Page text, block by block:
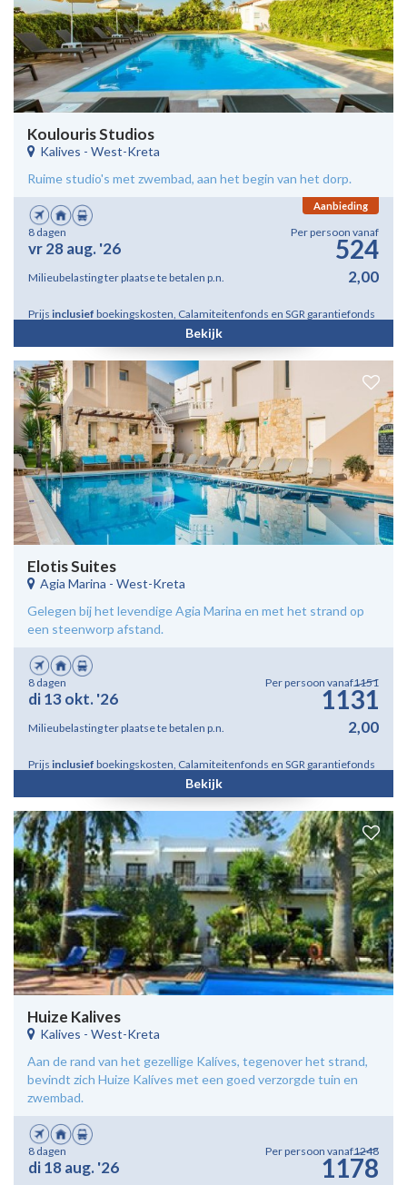
Koulouris Studios
Kalives - West-Kreta
Ruime studio's met zwembad, aan het begin van het dorp.
Aanbieding
8 dagen
vr 28 aug. '26
Per persoon vanaf
524
Milieubelasting ter plaatse te betalen p.n. 2,00
Prijs inclusief boekingskosten, Calamiteitenfonds en SGR garantiefonds
Bekijk
Elotis Suites
Agia Marina - West-Kreta
Gelegen bij het levendige Agia Marina en met het strand op
een steenworp afstand.
8 dagen
di 13 okt. '26
Per persoon vanaf1151
1131
Milieubelasting ter plaatse te betalen p.n. 2,00
Prijs inclusief boekingskosten, Calamiteitenfonds en SGR garantiefonds
Bekijk
Huize Kalives
Kalives - West-Kreta
Aan de rand van het gezellige Kalíves, tegenover het strand,
bevindt zich Huize Kalíves met een goed verzorgde tuin en
zwembad.
8 dagen
di 18 aug. '26
Per persoon vanaf1248
1178